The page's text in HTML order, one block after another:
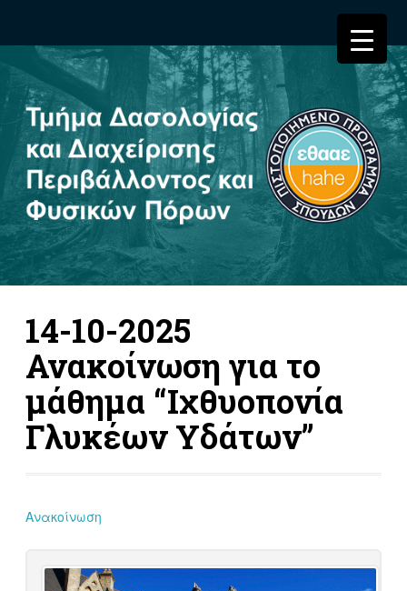
14-10-2025
Ανακοίνωση για το
μάθημα “Ιχθυοπονία
Γλυκέων Υδάτων”
Ανακοίνωση